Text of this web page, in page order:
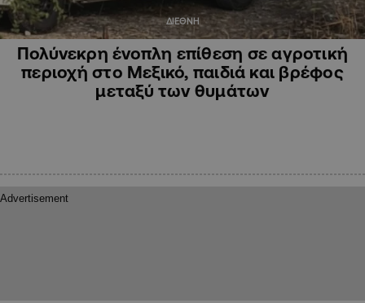
ΔΙΕΘΝΗ
Πολύνεκρη ένοπλη επίθεση σε αγροτική
περιοχή στο Μεξικό, παιδιά και βρέφος
μεταξύ των θυμάτων